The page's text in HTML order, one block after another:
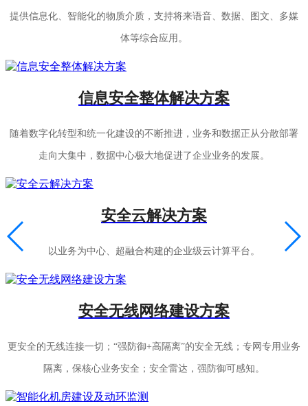
提供信息化、智能化的物质介质，支持将来语音、数据、图文、多媒
体等综合应用。
信息安全整体解决方案
随着数字化转型和统一化建设的不断推进，业务和数据正从分散部署
走向大集中，数据中心极大地促进了企业业务的发展。
安全云解决方案
以业务为中心、超融合构建的企业级云计算平台。
安全无线网络建设方案
更安全的无线连接一切；“强防御+高隔离”的安全无线；专网专用业务
隔离，保核心业务安全；安全雷达，强防御可感知。